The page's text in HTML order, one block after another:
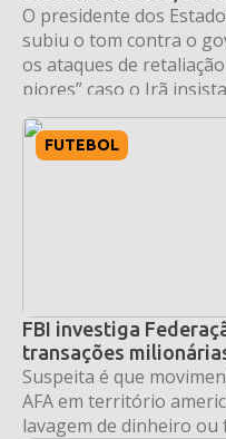
O presidente dos
subiu o tom contra o
os ataques de
piores” caso o Irã
Estreito de Ormuz —
vitais para o comércio
pronunciamento foi
FUTEBOL
FBI investiga
transações
Suspeita é que
AFA em território
lavagem de dinheiro ou